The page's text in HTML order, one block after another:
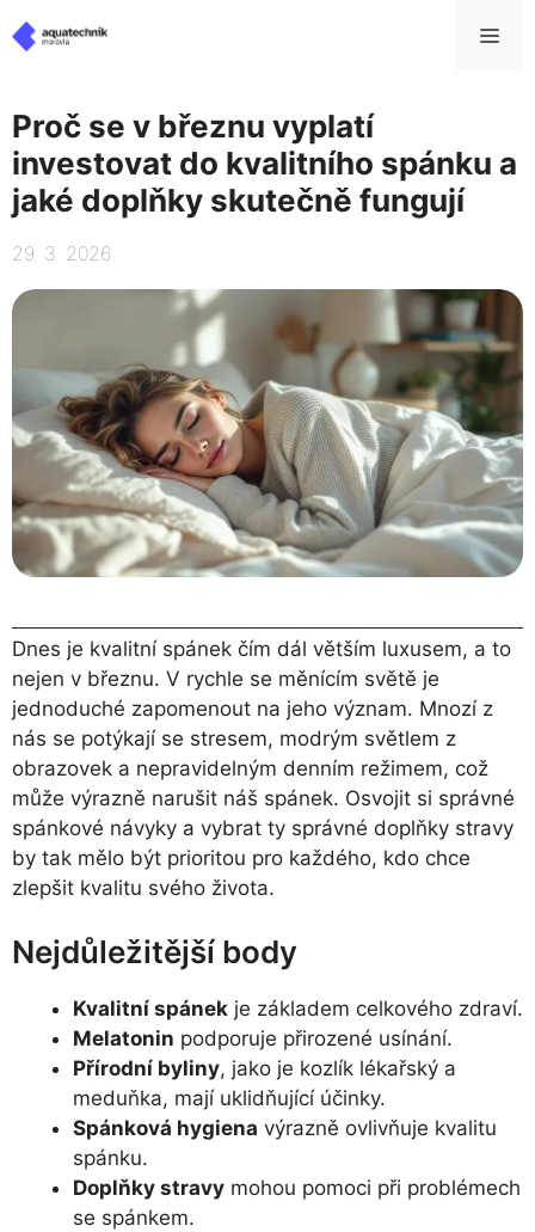
na
Proč se v březnu vyplatí
investovat do kvalitního spánku a
jaké doplňky skutečně fungují
29. 3. 2026
Dnes je kvalitní spánek čím dál větším luxusem, a to
nejen v březnu. V rychle se měnícím světě je
jednoduché zapomenout na jeho význam. Mnozí z
nás se potýkají se stresem, modrým světlem z
obrazovek a nepravidelným denním režimem, což
může výrazně narušit náš spánek. Osvojit si správné
spánkové návyky a vybrat ty správné doplňky stravy
by tak mělo být prioritou pro každého, kdo chce
zlepšit kvalitu svého života.
Nejdůležitější body
Kvalitní spánek je základem celkového zdraví.
Melatonin podporuje přirozené usínání.
Přírodní byliny, jako je kozlík lékařský a
meduňka, mají uklidňující účinky.
Spánková hygiena výrazně ovlivňuje kvalitu
spánku.
Doplňky stravy mohou pomoci při problémech
se spánkem.